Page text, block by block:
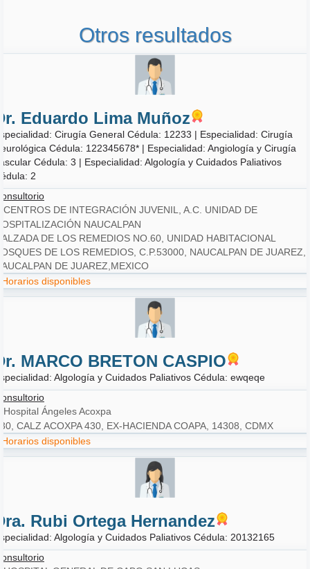
Otros resultados
Eduardo Lima Muñoz
Cirugía General Cédula: 12233 | Especialidad: Cirugía
Cédula: 122345678* | Especialidad: Angiología y Cirugía
Cédula: 3 | Especialidad: Algología y Cuidados Paliativos
2
CENTROS DE INTEGRACIÓN JUVENIL, A.C. UNIDAD DE
NAUCALPAN
DE LOS REMEDIOS NO.60, UNIDAD HABITACIONAL
DE LOS REMEDIOS, C.P.53000, NAUCALPAN DE JUAREZ,
DE JUAREZ,MEXICO
Horarios disponibles
MARCO BRETON CASPIO
Algología y Cuidados Paliativos Cédula: ewqeqe
Hospital Ángeles Acoxpa
CALZ ACOXPA 430, EX-HACIENDA COAPA, 14308, CDMX
Horarios disponibles
Rubi Ortega Hernandez
Algología y Cuidados Paliativos Cédula: 20132165